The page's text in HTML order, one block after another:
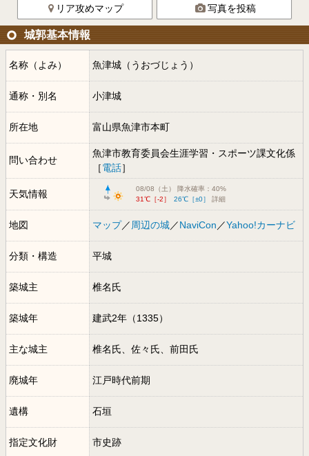
リア攻めマップ 写真を投稿
城郭基本情報
名称（よみ） 魚津城（うおづじょう）
通称・別名 小津城
所在地 富山県魚津市本町
問い合わせ
魚津市教育委員会生涯学習・スポーツ課文化係
［電話］
天気情報
08/08（土） 降水確率：40%
31℃［-2］
26℃［±0］ 詳細
地図 マップ／ 周辺の城／NaviCon ／Yahoo!カーナビ
分類・構造 平城
築城主 椎名氏
築城年 建武2年（1335）
主な城主 椎名氏、佐々氏、前田氏
廃城年 江戸時代前期
遺構 石垣
指定文化財 市史跡